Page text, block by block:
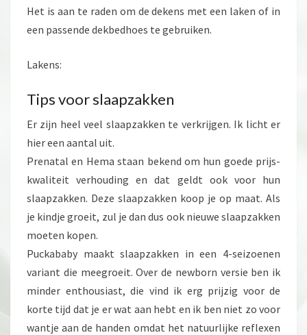
Het is aan te raden om de dekens met een laken of in
een passende dekbedhoes te gebruiken.
Lakens:
Tips voor slaapzakken
Er zijn heel veel slaapzakken te verkrijgen. Ik licht er
hier een aantal uit.
Prenatal en Hema staan bekend om hun goede prijs-
kwaliteit verhouding en dat geldt ook voor hun
slaapzakken. Deze slaapzakken koop je op maat. Als
je kindje groeit, zul je dan dus ook nieuwe slaapzakken
moeten kopen.
Puckababy maakt slaapzakken in een 4-seizoenen
variant die meegroeit. Over de newborn versie ben ik
minder enthousiast, die vind ik erg prijzig voor de
korte tijd dat je er wat aan hebt en ik ben niet zo voor
wantje aan de handen omdat het natuurlijke reflexen